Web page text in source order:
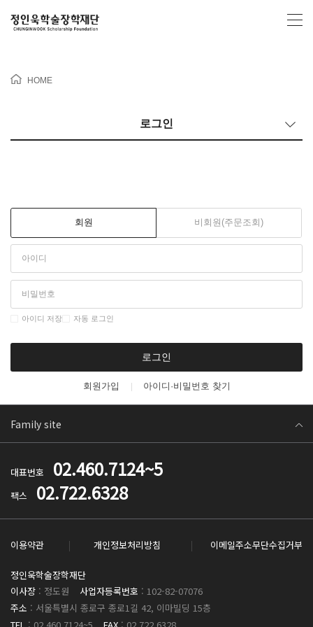
HOME
로그인
회원 비회원(주문조회)
아이디 저장 자동 로그인
로그인
회원가입 아이디·비밀번호 찾기
Family site
대표번호 02.460.7124~5
팩스 02.722.6328
이용약관 개인정보처리방침 이메일주소무단수집거부
정인욱학술장학재단
이사장 : 정도원 사업자등록번호 : 102-82-07076
주소 : 서울특별시 종로구 종로1길 42, 이마빌딩 15층